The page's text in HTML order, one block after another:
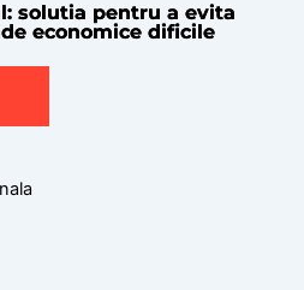
solutia pentru a evita
economice dificile